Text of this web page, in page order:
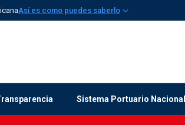
Así es como puedes saberlo
Sistema Portuario Nacional